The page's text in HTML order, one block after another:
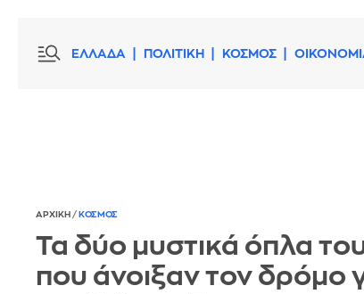
ΕΛΛΑΔΑ ΠΟΛΙΤΙΚΗ ΚΟΣΜΟΣ
ΑΡΧΙΚΗ / ΚΟΣΜΟΣ
Τα δύο μυστικά όπλα
που άνοιξαν τον δρόμο